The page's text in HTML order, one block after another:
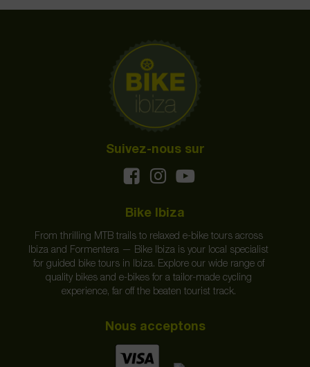
Suivez-nous sur
Bike Ibiza
From thrilling MTB trails to relaxed e-bike tours across
Ibiza and Formentera — Bike Ibiza is your local specialist
for guided bike tours in Ibiza. Explore our wide range of
quality bikes and e-bikes for a tailor-made cycling
experience, far off the beaten tourist track.
Nous acceptons